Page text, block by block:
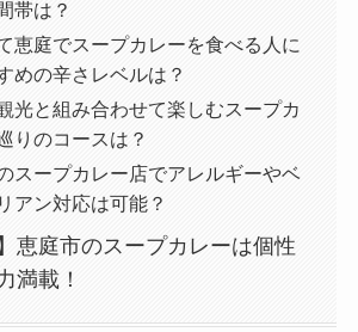
帯は？
恵庭でスープカレーを食べる人に
めの辛さレベルは？
光と組み合わせて楽しむスープカ
りのコースは？
スープカレー店でアレルギーやベ
アン対応は可能？
恵庭市のスープカレーは個性
満載！